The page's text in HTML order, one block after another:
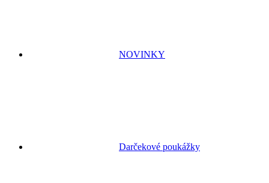
NOVINKY
Darčekové poukážky